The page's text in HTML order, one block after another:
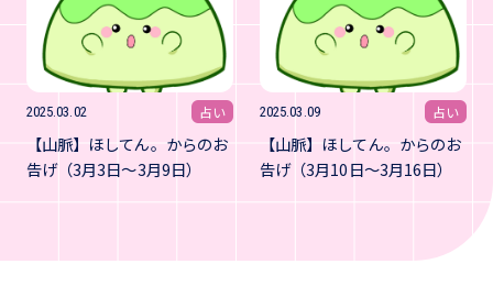
2025.03.02 占い
【山脈】ほしてん。からのお
告げ（3月3日～3月9日）
2025.03.09 占い
【山脈】ほしてん。からのお
告げ（3月10日～3月16日）